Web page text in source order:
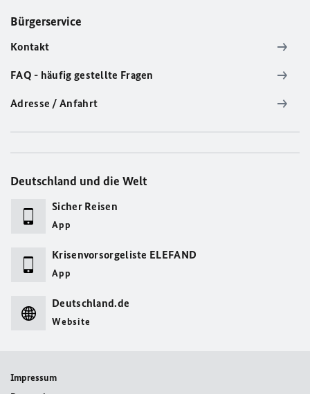
Bürgerservice
Kontakt
FAQ - häufig gestellte Fragen
Adresse / Anfahrt
Deutschland und die Welt
Sicher Reisen
App
Krisenvorsorgeliste ELEFAND
App
Deutschland.de
Website
Impressum